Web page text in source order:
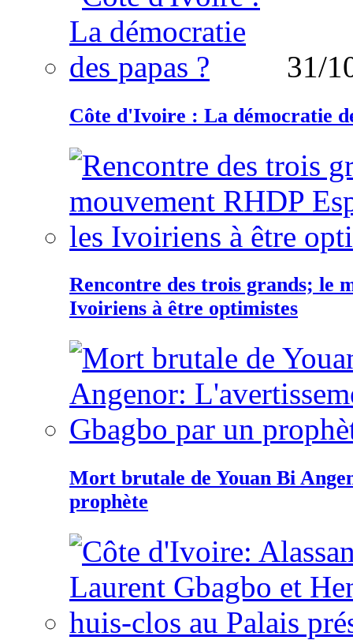
31/
Côte d'Ivoire : La démocratie
Rencontre des trois grands; le
Ivoiriens à être optimistes
Mort brutale de Youan Bi
prophète